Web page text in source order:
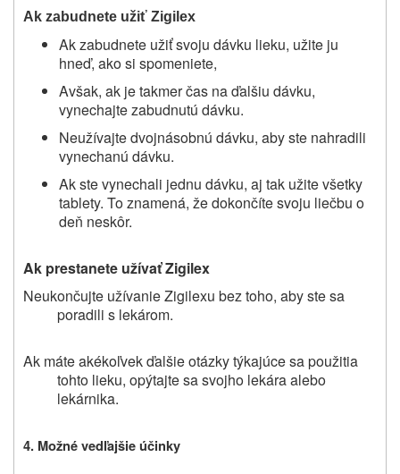
Ak zabudnete užiť Zigilex
Ak zabudnete užiť svoju dávku lieku, užite ju
hneď, ako si spomeniete,
Avšak, ak je takmer čas na ďalšiu dávku,
vynechajte zabudnutú dávku.
Neužívajte dvojnásobnú dávku, aby ste nahradili
vynechanú dávku.
Ak ste vynechali jednu dávku, aj tak užite všetky
tablety. To znamená, že dokončíte svoju liečbu o
deň neskôr.
Ak prestanete užívaťZigilex
Neukončujte užívanie Zigilexu bez toho, aby ste sa
poradili s lekárom.
Ak máte akékoľvek ďalšie otázky týkajúce sa použitia
tohto lieku, opýtajte sa svojho lekára alebo
lekárnika.
4. Možné vedľajšie účinky